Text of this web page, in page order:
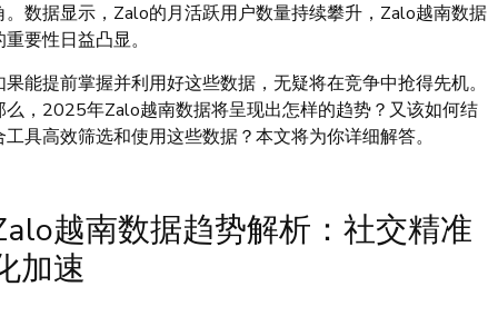
。数据显示，Zalo的月活跃用户数量持续攀升，Zalo越南数据
重要性日益凸显。
果能提前掌握并利用好这些数据，无疑将在竞争中抢得先机。
么，2025年Zalo越南数据将呈现出怎样的趋势？又该如何结
工具高效筛选和使用这些数据？本文将为你详细解答。
越南数据趋势解析：社交精准
加速